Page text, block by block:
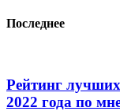
Последнее
Рейтинг
2022 года по